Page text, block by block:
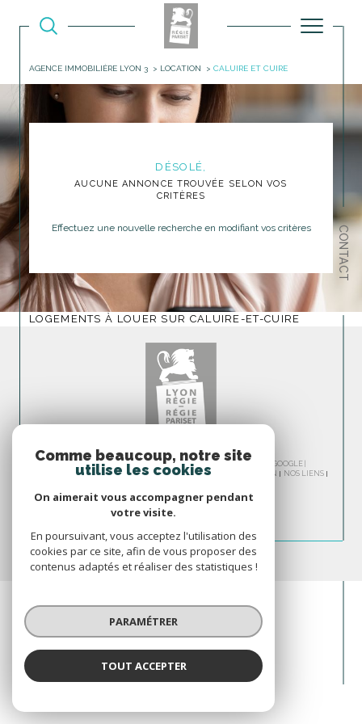
CONTACT
AGENCE IMMOBILIÈRE LYON 3 LOCATION CALUIRE ET CUIRE
DÉSOLÉ,
AUCUNE ANNONCE TROUVÉE SELON VOS
CRITÈRES
Effectuez une nouvelle recherche en modifiant vos critères
LOGEMENTS À LOUER SUR CALUIRE-ET-CUIRE
© 2026 | TOUS DROITS RÉSERVÉS | TRADUCTION POWERED BY GOOGLE |
NOS HONORAIRES
PLAN DU SITE MENTIONS LÉGALES ADMIN
NOS LIENS
Comme beaucoup, notre site
utilise les cookies
On aimerait vous accompagner pendant
votre visite.
En poursuivant, vous acceptez l'utilisation des
cookies par ce site, afin de vous proposer des
contenus adaptés et réaliser des statistiques !
PARAMÉTRER
TOUT ACCEPTER